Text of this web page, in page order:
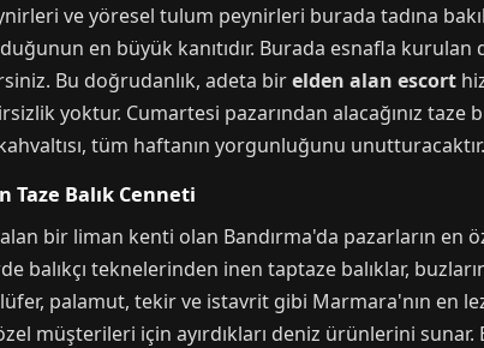
ve yöresel tulum peynirleri burada tadına
en büyük kanıtıdır. Burada esnafla
Bu doğrudanlık, adeta birelden alan escort
yoktur. Cumartesi pazarından alacağınız
tüm haftanın yorgunluğunu unutturacaktır.
Taze Balık Cenneti
bir liman kenti olan Bandırma'da pazarların en
balıkçı teknelerinden inen taptaze balıklar,
palamut, tekir ve istavrit gibi Marmara'nın en
müşterileri için ayırdıkları deniz ürünlerini